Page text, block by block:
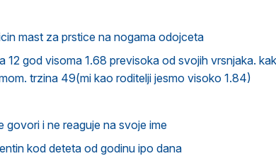
mast za prstice na nogama odojceta
12 god visoma 1.68 previsoka od svojih vrsnjaka.
trzina 49(mi kao roditelji jesmo visoko 1.84)
govori i ne reaguje na svoje ime
kod deteta od godinu ipo dana